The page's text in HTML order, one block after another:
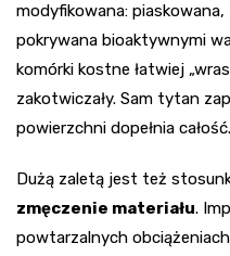
modyfikowana:
pokrywana bioaktywnymi
komórki kostne łatwiej
zakotwiczały. Sam tytan
powierzchni dopełnia całość.
Dużą zaletą jest też
zmęczenie materiału.
powtarzalnych